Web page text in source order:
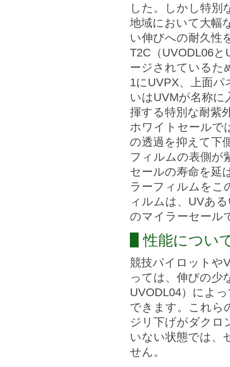
した。しかし特別
地域において大幅
い伸びへの
T2C（UVODL06
ージされているた
1にUVPX、上面
いはUVMが名称に
揮する特別な耐紫
ホワイトセールで
の透過を抑えて下
フィルムの表側が
セールの寿命を延
ラーフィルムをこ
ィルムは、UVあ
のマイラーセール
性能につい
競技パイロットや
っては、伸びの少
UVODL04）によ
できます。これら
ジリ下げがダクロ
いない状態では、
せん。